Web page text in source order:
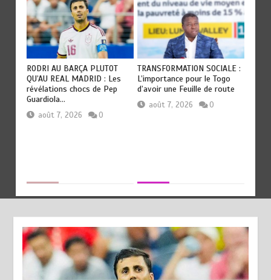
RODRI AU BARÇA PLUTOT
QU’AU REAL MADRID : Les
révélations chocs de Pep
Guardiola…
août 7, 2026 0
TRANSFORMATION SOCIALE :
L’importance pour le Togo
d’avoir une Feuille de route
août 7, 2026 0